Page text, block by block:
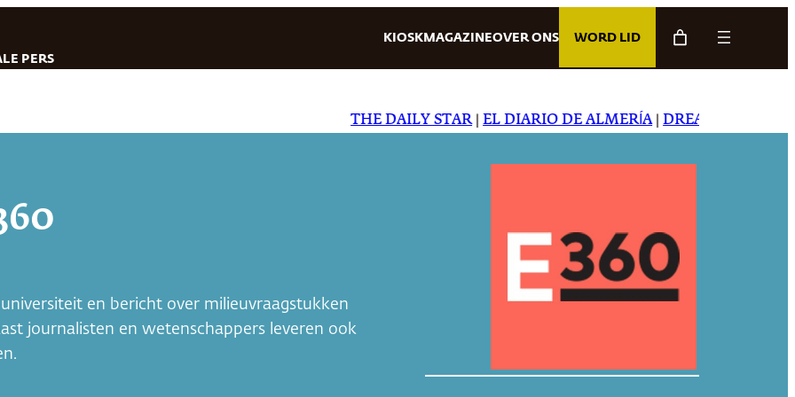
PERS
KIOSK MAGAZINEOVER ONS WORD LID
THE DAILY STAR |EL DIARIO DE ALMERÍA|DREAMING IN
en bericht over milieuvraagstukken
journalisten en wetenschappers leveren ook